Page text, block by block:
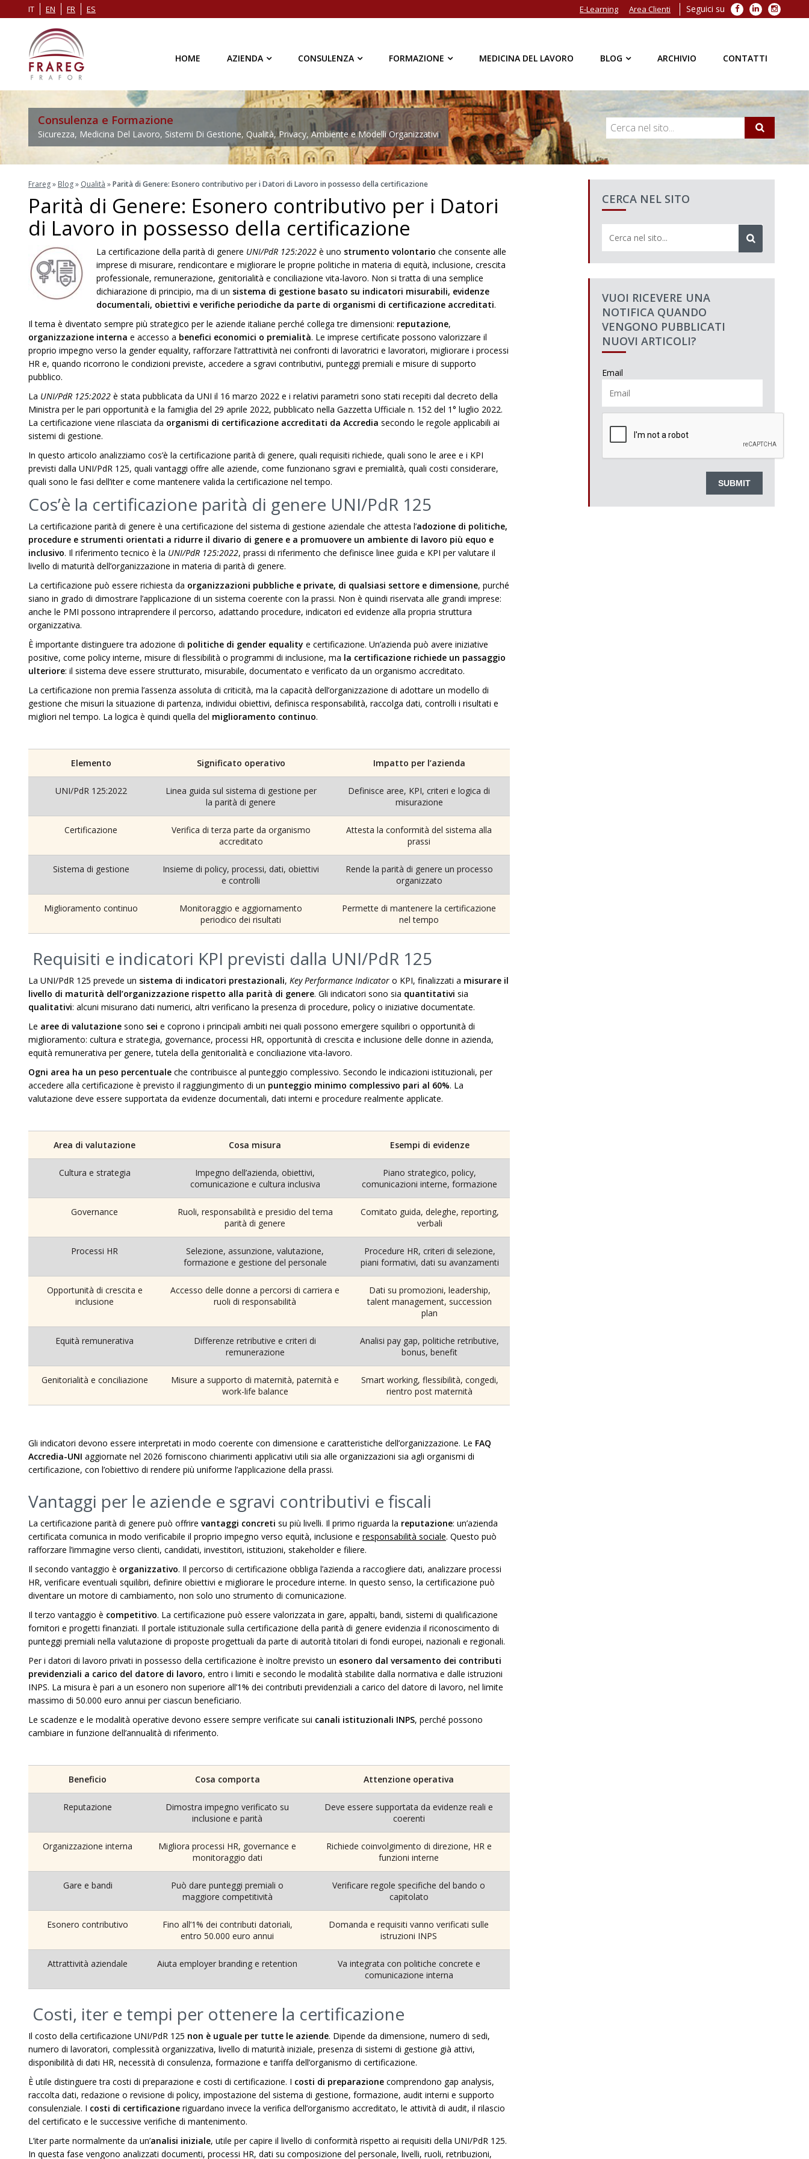
IT EN FR ES Seguici su Facebook
LinkedIn
E-Learning Area Clienti
HOME AZIENDA CONSULENZA FORMAZIONE MEDICINA DEL LAVORO BLOG ARCHIVIO CONTATTI
Consulenza e Formazione
Sicurezza, Medicina Del Lavoro, Sistemi Di Gestione, Qualità, Privacy, Ambiente e Modelli Organizzativi
Frareg» Blog» Qualità »Parità di Genere: Esonero contributivo per i Datori di Lavoro in possesso della certificazione
Parità di Genere: Esonero contributivo per i Datori
di Lavoro in possesso della certificazione
La certificazione della parità di genere UNI/PdR 125:2022 è uno strumento volontario che consente alle
imprese di misurare, rendicontare e migliorare le proprie politiche in materia di equità, inclusione, crescita
professionale, remunerazione, genitorialità e conciliazione vita-lavoro. Non si tratta di una semplice
dichiarazione di principio, ma di un sistema di gestione basato su indicatori misurabili, evidenze
documentali, obiettivi e verifiche periodiche da parte di organismi di certificazione accreditati.
Il tema è diventato sempre più strategico per le aziende italiane perché collega tre dimensioni: reputazione,
organizzazione interna e accesso a benefici economici o premialità. Le imprese certificate possono valorizzare il
proprio impegno verso la gender equality, rafforzare l’attrattività nei confronti di lavoratrici e lavoratori, migliorare i processi
HR e, quando ricorrono le condizioni previste, accedere a sgravi contributivi, punteggi premiali e misure di supporto
pubblico.
La UNI/PdR 125:2022 è stata pubblicata da UNI il 16 marzo 2022 e i relativi parametri sono stati recepiti dal decreto della
Ministra per le pari opportunità e la famiglia del 29 aprile 2022, pubblicato nella Gazzetta Ufficiale n. 152 del 1° luglio 2022.
La certificazione viene rilasciata da organismi di certificazione accreditati da Accredia secondo le regole applicabili ai
sistemi di gestione.
In questo articolo analizziamo cos’è la certificazione parità di genere, quali requisiti richiede, quali sono le aree e i KPI
previsti dalla UNI/PdR 125, quali vantaggi offre alle aziende, come funzionano sgravi e premialità, quali costi considerare,
quali sono le fasi dell’iter e come mantenere valida la certificazione nel tempo.
Cos’è la certificazione parità di genere UNI/PdR 125
La certificazione parità di genere è una certificazione del sistema di gestione aziendale che attesta l’adozione di politiche,
procedure e strumenti orientati a ridurre il divario di genere e a promuovere un ambiente di lavoro più equo e
inclusivo. Il riferimento tecnico è la UNI/PdR 125:2022, prassi di riferimento che definisce linee guida e KPI per valutare il
livello di maturità dell’organizzazione in materia di parità di genere.
La certificazione può essere richiesta da organizzazioni pubbliche e private, di qualsiasi settore e dimensione, purché
siano in grado di dimostrare l’applicazione di un sistema coerente con la prassi. Non è quindi riservata alle grandi imprese:
anche le PMI possono intraprendere il percorso, adattando procedure, indicatori ed evidenze alla propria struttura
organizzativa.
È importante distinguere tra adozione di politiche di gender equality e certificazione. Un’azienda può avere iniziative
positive, come policy interne, misure di flessibilità o programmi di inclusione, ma la certificazione richiede un passaggio
ulteriore: il sistema deve essere strutturato, misurabile, documentato e verificato da un organismo accreditato.
La certificazione non premia l’assenza assoluta di criticità, ma la capacità dell’organizzazione di adottare un modello di
gestione che misuri la situazione di partenza, individui obiettivi, definisca responsabilità, raccolga dati, controlli i risultati e
migliori nel tempo. La logica è quindi quella del miglioramento continuo.
Elemento Significato operativo Impatto per l’azienda
UNI/PdR 125:2022
Linea guida sul sistema di gestione per
la parità di genere
Definisce aree, KPI, criteri e logica di
misurazione
Certificazione
Verifica di terza parte da organismo
accreditato
Attesta la conformità del sistema alla
prassi
Sistema di gestione
Insieme di policy, processi, dati, obiettivi
e controlli
Rende la parità di genere un processo
organizzato
Miglioramento continuo
Monitoraggio e aggiornamento
periodico dei risultati
Permette di mantenere la certificazione
nel tempo
Requisiti e indicatori KPI previsti dalla UNI/PdR 125
La UNI/PdR 125 prevede un sistema di indicatori prestazionali, Key Performance Indicator o KPI, finalizzati a misurare il
livello di maturità dell’organizzazione rispetto alla parità di genere. Gli indicatori sono sia quantitativi sia
qualitativi: alcuni misurano dati numerici, altri verificano la presenza di procedure, policy o iniziative documentate.
Le aree di valutazione sono sei e coprono i principali ambiti nei quali possono emergere squilibri o opportunità di
miglioramento: cultura e strategia, governance, processi HR, opportunità di crescita e inclusione delle donne in azienda,
equità remunerativa per genere, tutela della genitorialità e conciliazione vita-lavoro.
Ogni area ha un peso percentuale che contribuisce al punteggio complessivo. Secondo le indicazioni istituzionali, per
accedere alla certificazione è previsto il raggiungimento di un punteggio minimo complessivo pari al 60%. La
valutazione deve essere supportata da evidenze documentali, dati interni e procedure realmente applicate.
Area di valutazione Cosa misura Esempi di evidenze
Cultura e strategia
Impegno dell’azienda, obiettivi,
comunicazione e cultura inclusiva
Piano strategico, policy,
comunicazioni interne, formazione
Governance
Ruoli, responsabilità e presidio del tema
parità di genere
Comitato guida, deleghe, reporting,
verbali
Processi HR
Selezione, assunzione, valutazione,
formazione e gestione del personale
Procedure HR, criteri di selezione,
piani formativi, dati su avanzamenti
Opportunità di crescita e
inclusione
Accesso delle donne a percorsi di carriera e
ruoli di responsabilità
Dati su promozioni, leadership,
talent management, succession
plan
Equità remunerativa
Differenze retributive e criteri di
remunerazione
Analisi pay gap, politiche retributive,
bonus, benefit
Genitorialità e conciliazione
Misure a supporto di maternità, paternità e
work-life balance
Smart working, flessibilità, congedi,
rientro post maternità
Gli indicatori devono essere interpretati in modo coerente con dimensione e caratteristiche dell’organizzazione. Le FAQ
Accredia-UNI aggiornate nel 2026 forniscono chiarimenti applicativi utili sia alle organizzazioni sia agli organismi di
certificazione, con l’obiettivo di rendere più uniforme l’applicazione della prassi.
Vantaggi per le aziende e sgravi contributivi e fiscali
La certificazione parità di genere può offrire vantaggi concreti su più livelli. Il primo riguarda la reputazione: un’azienda
certificata comunica in modo verificabile il proprio impegno verso equità, inclusione e responsabilità sociale. Questo può
rafforzare l’immagine verso clienti, candidati, investitori, istituzioni, stakeholder e filiere.
Il secondo vantaggio è organizzativo. Il percorso di certificazione obbliga l’azienda a raccogliere dati, analizzare processi
HR, verificare eventuali squilibri, definire obiettivi e migliorare le procedure interne. In questo senso, la certificazione può
diventare un motore di cambiamento, non solo uno strumento di comunicazione.
Il terzo vantaggio è competitivo. La certificazione può essere valorizzata in gare, appalti, bandi, sistemi di qualificazione
fornitori e progetti finanziati. Il portale istituzionale sulla certificazione della parità di genere evidenzia il riconoscimento di
punteggi premiali nella valutazione di proposte progettuali da parte di autorità titolari di fondi europei, nazionali e regionali.
Per i datori di lavoro privati in possesso della certificazione è inoltre previsto un esonero dal versamento dei contributi
previdenziali a carico del datore di lavoro, entro i limiti e secondo le modalità stabilite dalla normativa e dalle istruzioni
INPS. La misura è pari a un esonero non superiore all’1% dei contributi previdenziali a carico del datore di lavoro, nel limite
massimo di 50.000 euro annui per ciascun beneficiario.
Le scadenze e le modalità operative devono essere sempre verificate sui canali istituzionali INPS, perché possono
cambiare in funzione dell’annualità di riferimento.
Beneficio Cosa comporta Attenzione operativa
Reputazione
Dimostra impegno verificato su
inclusione e parità
Deve essere supportata da evidenze reali e
coerenti
Organizzazione interna
Migliora processi HR, governance e
monitoraggio dati
Richiede coinvolgimento di direzione, HR e
funzioni interne
Gare e bandi
Può dare punteggi premiali o
maggiore competitività
Verificare regole specifiche del bando o
capitolato
Esonero contributivo
Fino all’1% dei contributi datoriali,
entro 50.000 euro annui
Domanda e requisiti vanno verificati sulle
istruzioni INPS
Attrattività aziendale Aiuta employer branding e retention
Va integrata con politiche concrete e
comunicazione interna
Costi, iter e tempi per ottenere la certificazione
Il costo della certificazione UNI/PdR 125 non è uguale per tutte le aziende. Dipende da dimensione, numero di sedi,
numero di lavoratori, complessità organizzativa, livello di maturità iniziale, presenza di sistemi di gestione già attivi,
disponibilità di dati HR, necessità di consulenza, formazione e tariffa dell’organismo di certificazione.
È utile distinguere tra costi di preparazione e costi di certificazione. I costi di preparazione comprendono gap analysis,
raccolta dati, redazione o revisione di policy, impostazione del sistema di gestione, formazione, audit interni e supporto
consulenziale. I costi di certificazione riguardano invece la verifica dell’organismo accreditato, le attività di audit, il rilascio
del certificato e le successive verifiche di mantenimento.
L’iter parte normalmente da un’analisi iniziale, utile per capire il livello di conformità rispetto ai requisiti della UNI/PdR 125.
In questa fase vengono analizzati documenti, processi HR, dati su composizione del personale, livelli, ruoli, retribuzioni,
CERCA NEL SITO
VUOI RICEVERE UNA
NOTIFICA QUANDO
VENGONO PUBBLICATI
NUOVI ARTICOLI?
Email